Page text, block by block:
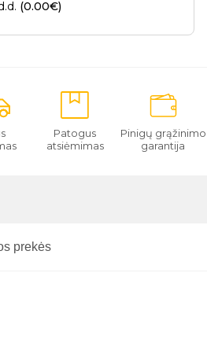
(0.00€)
Patogus
atsiėmimas
Pinigų grąžinimo
garantija
prekės